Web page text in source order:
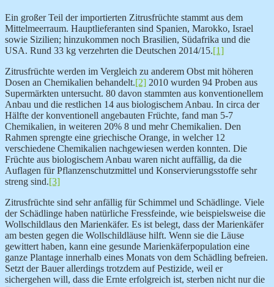
Ein großer Teil der importierten Zitrusfrüchte stammt aus dem
Mittelmeerraum. Hauptlieferanten sind Spanien, Marokko, Israel
sowie Sizilien; hinzukommen noch Brasilien, Südafrika und die
USA. Rund 33 kg verzehrten die Deutschen 2014/15.[1]
Zitrusfrüchte werden im Vergleich zu anderem Obst mit höheren
Dosen an Chemikalien behandelt.[2] 2010 wurden 94 Proben aus
Supermärkten untersucht. 80 davon stammten aus konventionellem
Anbau und die restlichen 14 aus biologischem Anbau. In circa der
Hälfte der konventionell angebauten Früchte, fand man 5-7
Chemikalien, in weiteren 20% 8 und mehr Chemikalien. Den
Rahmen sprengte eine griechische Orange, in welcher 12
verschiedene Chemikalien nachgewiesen werden konnten. Die
Früchte aus biologischem Anbau waren nicht auffällig, da die
Auflagen für Pflanzenschutzmittel und Konservierungsstoffe sehr
streng sind.[3]
Zitrusfrüchte sind sehr anfällig für Schimmel und Schädlinge. Viele
der Schädlinge haben natürliche Fressfeinde, wie beispielsweise die
Wollschildlaus den Marienkäfer. Es ist belegt, dass der Marienkäfer
am besten gegen die Wollschildläuse hilft. Wenn sie die Läuse
gewittert haben, kann eine gesunde Marienkäferpopulation eine
ganze Plantage innerhalb eines Monats von dem Schädling befreien.
Setzt der Bauer allerdings trotzdem auf Pestizide, weil er
sichergehen will, dass die Ernte erfolgreich ist, sterben nicht nur die